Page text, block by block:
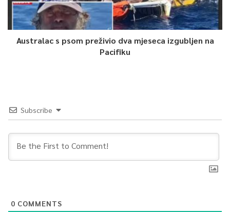
Australac s psom preživio dva mjeseca izgubljen na
Pacifiku
Subscribe
0 COMMENTS